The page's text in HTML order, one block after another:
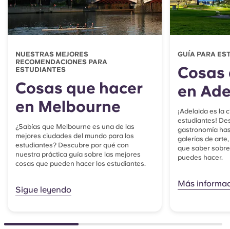
NUESTRAS MEJORES
RECOMENDACIONES PARA
ESTUDIANTES
Cosas que hacer
en Melbourne
¿Sabías que Melbourne es una de las
mejores ciudades del mundo para los
estudiantes? Descubre por qué con
nuestra práctica guía sobre las mejores
cosas que pueden hacer los estudiantes.
Sigue leyendo
GUÍA PARA
en
¡Adelaida es la
estudiantes!
gastronomía
galerías de
que saber
puedes hacer.
Más